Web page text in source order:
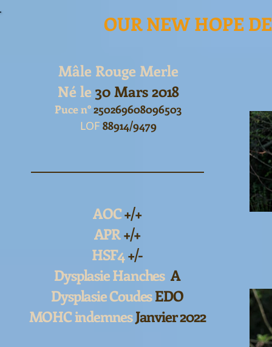
OUR NEW HOPE
Mâle Rouge Merle
Né le 30 Mars 2018
Puce n°250269608096503
LOF 88914/9479
AOC+/+
APR+/+
HSF4+/-
Dysplasie Hanches A
Dysplasie CoudesEDO
MOHC indemnesJanvier 2022